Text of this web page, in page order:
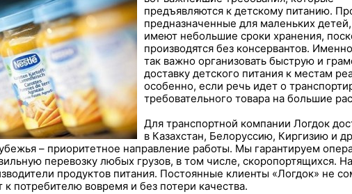
предъявляются к детскому питанию.
предназначенные для маленьких детей,
имеют небольшие сроки хранения,
производятся без консервантов.
так важно организовать быструю и
доставку детского питания к местам
особенно, если речь идет о
требовательного товара на большие
Для транспортной компании Логдок
в Казахстан, Белоруссию, Киргизию и
– приоритетное направление работы. Мы гарантируем
перевозку любых грузов, в том числе, скоропортящихся.
продуктов питания. Постоянные клиенты «Логдок» не
к потребителю вовремя и без потери качества.